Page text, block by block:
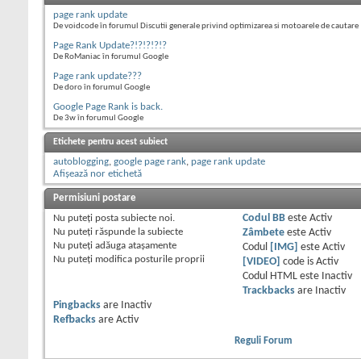
page rank update
De voidcode în forumul Discutii generale privind optimizarea si motoarele de cautare
Page Rank Update?!?!?!?!?
De RoManiac în forumul Google
Page rank update???
De doro în forumul Google
Google Page Rank is back.
De 3w în forumul Google
Etichete pentru acest subiect
autoblogging, google page rank, page rank update
Afișează nor etichetă
Permisiuni postare
Nu puteţi posta subiecte noi.
Nu puteţi răspunde la subiecte
Nu puteţi adăuga ataşamente
Nu puteţi modifica posturile proprii
Codul BBeste Activ
Zâmbeteeste Activ
Codul
[IMG] este Activ
[VIDEO] code is Activ
Codul HTML este
Inactiv
Trackbacksare
Inactiv
Pingbacks are
Inactiv
Refbacks are Activ
Reguli Forum